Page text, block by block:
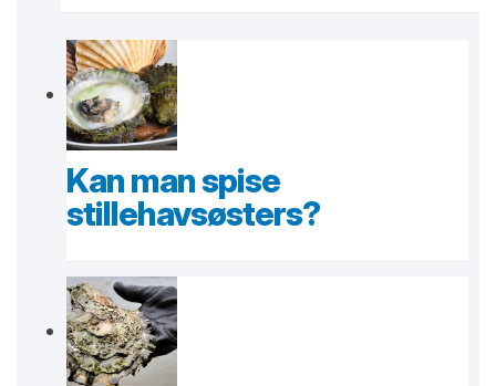
Kan man spise
stillehavsøsters?